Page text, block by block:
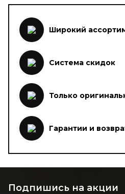
Широкий
Система скидок
Только
Гарантии и
Подпишись на акции